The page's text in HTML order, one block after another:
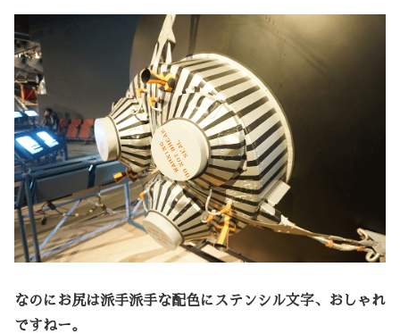
なのにお尻は派手派手な配色にステンシル文字、おしゃれ
ですねー。